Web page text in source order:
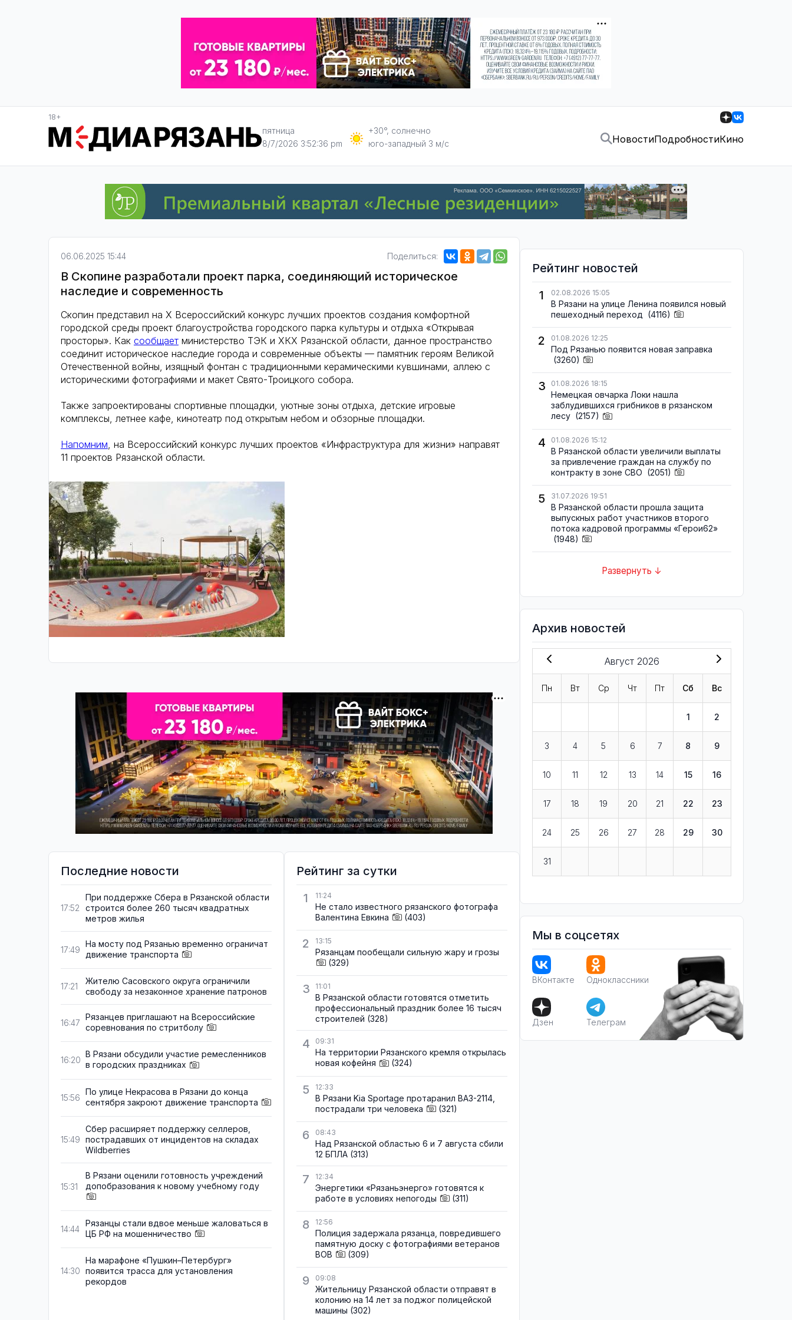
18+
пятница
8/7/2026 3:52:37 pm
+30°, солнечно
юго-западный 3 м/с
НовостиПодробностиКино
06.06.2025 15:44 Поделиться:
В Скопине разработали проект парка, соединяющий историческое
наследие и современность
Скопин представил на Х Всероссийский конкурс лучших проектов создания комфортной
городской среды проект благоустройства городского парка культуры и отдыха «Открывая
просторы». Как сообщает министерство ТЭК и ХКХ Рязанской области, данное пространство
соединит историческое наследие города и современные объекты — памятник героям Великой
Отечественной войны, изящный фонтан с традиционными керамическими кувшинами, аллею с
историческими фотографиями и макет Свято-Троицкого собора.
Также запроектированы спортивные площадки, уютные зоны отдыха, детские игровые
комплексы, летнее кафе, кинотеатр под открытым небом и обзорные площадки.
Напомним, на Всероссийский конкурс лучших проектов «Инфраструктура для жизни» направят
11 проектов Рязанской области.
Последние новости
17:52
При поддержке Сбера в Рязанской области
строится более 260 тысяч квадратных
метров жилья
17:49
На мосту под Рязанью временно ограничат
движение транспорта
17:21
Жителю Сасовского округа ограничили
свободу за незаконное хранение патронов
16:47
Рязанцев приглашают на Всероссийские
соревнования по стритболу
16:20
В Рязани обсудили участие ремесленников
в городских праздниках
15:56
По улице Некрасова в Рязани до конца
сентября закроют движение транспорта
15:49
Сбер расширяет поддержку селлеров,
пострадавших от инцидентов на складах
Wildberries
15:31
В Рязани оценили готовность учреждений
допобразования к новому учебному году
14:44
Рязанцы стали вдвое меньше жаловаться в
ЦБ РФ на мошенничество
14:30
На марафоне «Пушкин–Петербург»
появится трасса для установления
рекордов
Рейтинг за сутки
1
11:24
Не стало известного рязанского фотографа
Валентина Евкина
(403)
2 13:15
Рязанцам пообещали сильную жару и грозы
(329)
3 11:01
В Рязанской области готовятся отметить
профессиональный праздник более 16 тысяч
строителей (328)
4 09:31
На территории Рязанского кремля открылась
новая кофейня
(324)
5 12:33
В Рязани Kia Sportage протаранил ВАЗ-2114,
пострадали три человека
(321)
6 08:43
Над Рязанской областью 6 и 7 августа сбили
12 БПЛА (313)
7 12:34
Энергетики «Рязаньэнерго» готовятся к
работе в условиях непогоды
(311)
8 12:56
Полиция задержала рязанца, повредившего
памятную доску с фотографиями ветеранов
ВОВ
(309)
9 09:08
Жительницу Рязанской области отправят в
колонию на 14 лет за поджог полицейской
машины (302)
Рейтинг новостей
1
02.08.2026 15:05
В Рязани на улице Ленина появился новый
пешеходный переход (4116)
2 01.08.2026 12:25
Под Рязанью появится новая заправка
(3260)
3 01.08.2026 18:15
Немецкая овчарка Локи нашла
заблудившихся грибников в рязанском
лесу (2157)
4 01.08.2026 15:12
В Рязанской области увеличили выплаты
за привлечение граждан на службу по
контракту в зоне СВО (2051)
5 31.07.2026 19:51
В Рязанской области прошла защита
выпускных работ участников второго
потока кадровой программы «Герои62»
(1948)
Развернуть ↓
Архив новостей
Август 2026
Пн Вт Ср Чт Пт Сб Вс
1 2
3 4 5 6 7 8 9
10 11 12 13 14 15 16
17 18 19 20 21 22 23
24 25 26 27 28 29 30
31
Мы в соцсетях
ВКонтакте Одноклассники
Дзен Телеграм